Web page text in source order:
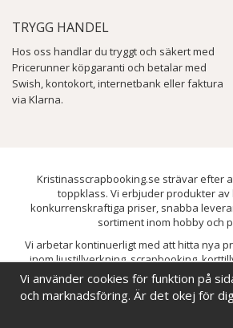
TRYGG HANDEL
Hos oss handlar du tryggt och säkert med
Pricerunner köpgaranti och betalar med
Swish, kontokort, internetbank eller faktura
via Klarna.
Kristinasscrapbooking.se strävar efter
toppklass. Vi erbjuder produkter av
konkurrenskraftiga priser, snabba
sortiment inom hobby och
Vi arbetar kontinuerligt med att hitta nya
inom ljustillverkning, scrapbooking,
pyssel. Målet är att bredda sortimentet och
utveckla vårt utbud, så att du alltid kan hitta
Vi använder cookies för funktion på
och marknadsföring. Är det okej för